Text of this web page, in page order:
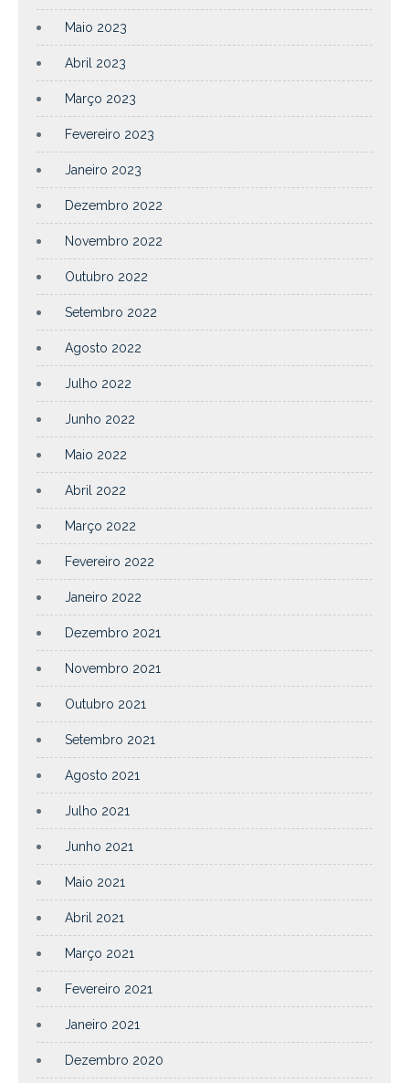
Maio 2023
Abril 2023
Março 2023
Fevereiro 2023
Janeiro 2023
Dezembro 2022
Novembro 2022
Outubro 2022
Setembro 2022
Agosto 2022
Julho 2022
Junho 2022
Maio 2022
Abril 2022
Março 2022
Fevereiro 2022
Janeiro 2022
Dezembro 2021
Novembro 2021
Outubro 2021
Setembro 2021
Agosto 2021
Julho 2021
Junho 2021
Maio 2021
Abril 2021
Março 2021
Fevereiro 2021
Janeiro 2021
Dezembro 2020